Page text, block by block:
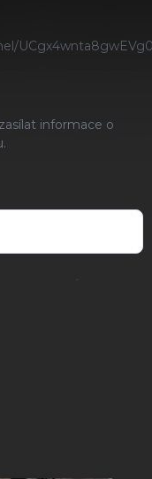
informace o
.